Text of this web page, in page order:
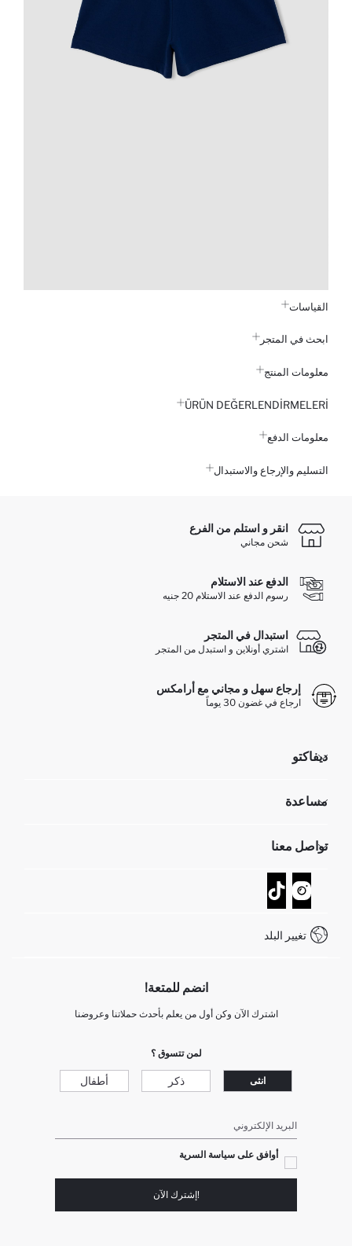
القياسات
ابحث في المتجر
معلومات المنتج
ÜRÜN DEĞERLENDİRMELERİ
معلومات الدفع
التسليم والإرجاع والاستبدال
انقر و استلم من الفرع
شحن مجاني
الدفع عند الاستلام
رسوم الدفع عند الاستلام 20 جنيه
استبدال في المتجر
اشتري أونلاين و استبدل من المتجر
إرجاع سهل و مجاني مع أرامكس
ارجاع في غضون 30 يوماً
ديفاكتو
تعرف علينا
GIFT CLUB
مساعدة
عمليات الارجاع و الاستبدال السهلة
تتبع الشحنة
كيف يمكنك التسوق في ديفاكتو ؟
كيف تدفع في ديفاكتو؟
شروط المنافسة
تواصل معنا
نموذج الاتصال
خدمة العملاء
Call Center 19782
تغيير البلد
انضم للمتعة!
اشترك الآن وكن أول من يعلم بأحدث حملاتنا وعروضنا
لمن تتسوق ؟
انثى ذكر أطفال
البريد الإلكتروني
أوافق على سياسة السرية
!إشترك الآن